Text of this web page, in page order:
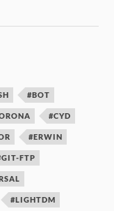
#BOT
#CYD
#ERWIN
FTP
#LIGHTDM